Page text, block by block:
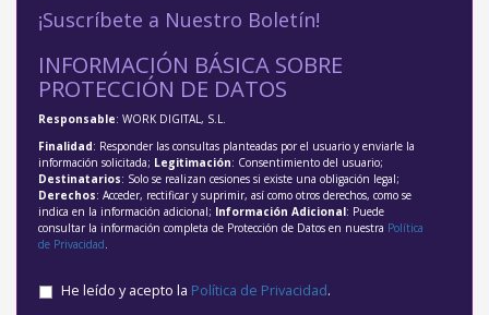
¡Suscríbete a Nuestro Boletín!
INFORMACIÓN BÁSICA SOBRE
PROTECCIÓN DE DATOS
Responsable: WORK DIGITAL, S.L.
Finalidad: Responder las consultas planteadas por el usuario y enviarle la
información solicitada; Legitimación: Consentimiento del usuario;
Destinatarios: Solo se realizan cesiones si existe una obligación legal;
Derechos: Acceder, rectificar y suprimir, así como otros derechos, como se
indica en la información adicional; Información Adicional: Puede
consultar la información completa de Protección de Datos en nuestra Política
de Privacidad.
He leído y acepto la Política de Privacidad.